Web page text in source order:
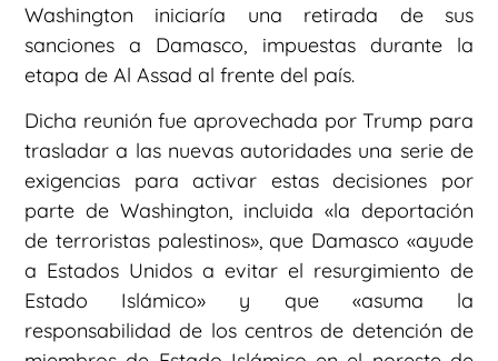
Washington iniciaría una retirada de sus
sanciones a Damasco, impuestas durante la
etapa de Al Assad al frente del país.
Dicha reunión fue aprovechada por Trump para
trasladar a las nuevas autoridades una serie de
exigencias para activar estas decisiones por
parte de Washington, incluida «la deportación
de terroristas palestinos», que Damasco «ayude
a Estados Unidos a evitar el resurgimiento de
Estado Islámico» y que «asuma la
responsabilidad de los centros de detención de